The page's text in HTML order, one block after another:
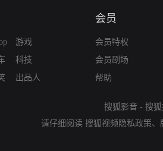
游戏
科技
出品人
会员
会员特权
会员剧场
帮助
搜狐影音 - 搜
请仔细阅读 搜狐视频隐私政策、